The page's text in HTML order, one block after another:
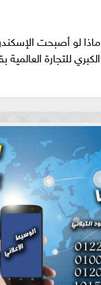
ماذا لو أصبحت
الكبري للتجارة العالمية